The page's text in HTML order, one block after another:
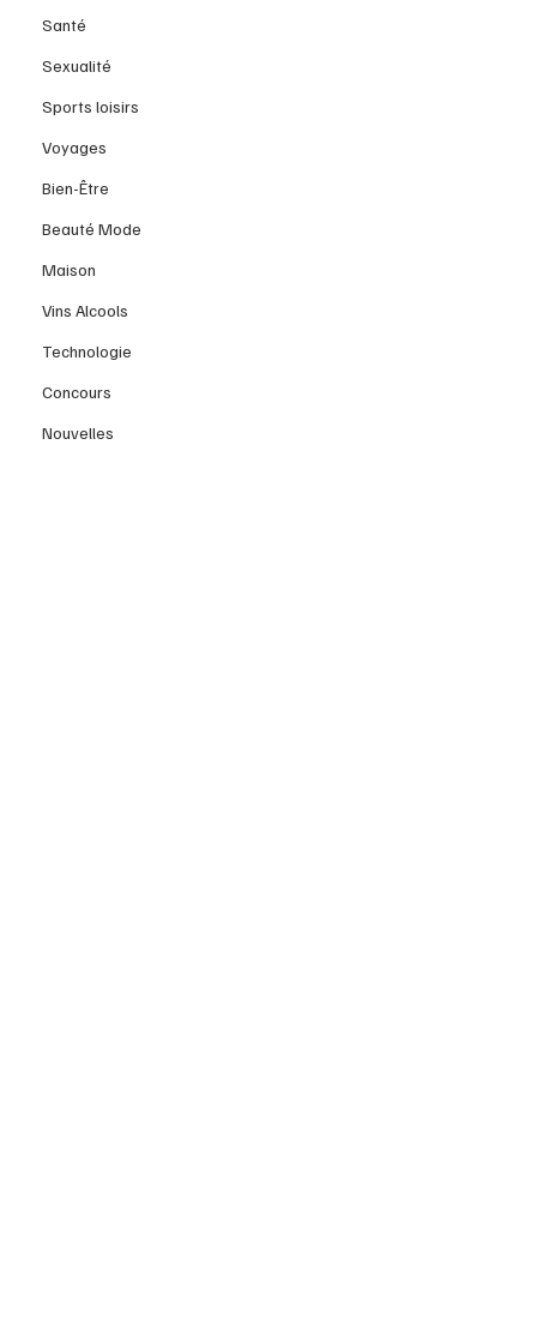
Santé
Sexualité
Sports loisirs
Voyages
Bien-Être
Beauté Mode
Maison
Vins Alcools
Technologie
Concours
Nouvelles